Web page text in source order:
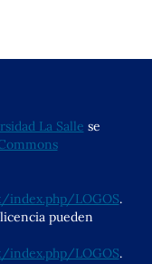
La Salle se
index.php/LOGOS.
pueden
index.php/LOGOS.